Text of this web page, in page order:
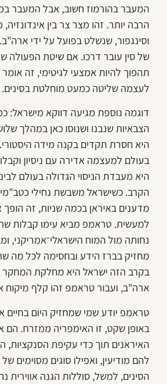
המעבר בהורמוז חשוב, אבל המעבר
הרבה יותר. זהו מצר צר בין
של סין עובר דרכו. אם שיטת הפעולה
תהפוך להיות אמצעי לגיטימי, זה
לעצמה שליטה כמעט מוחלטת בסינים.
דוגמה נוספת מגיעה דווקא מישראל:
הצבאיות שנבנו ושנוסו כאן במהלך
היא חסרת תקדים בקנה מידה
בעולם למעצמה אדירה עם ניסיון
היא מעבדת הניסוי הגדולה בעולם
מדענים באיראן בכמה שניות, זה הופך
למעשית. טראמפ מביא עימו קבלות
נחותה מול המוח הישראלי־אמריקני,
מחזיק בברז הידע ובחסימה לכל מה
בקרב הזה ישראל היא מחלקת המחקר
ארה"ב, ועבור טראמפ זהו קלף מיקוח
טראמפ יודע שמי שמחזיק היום בחיים
באופן שקט, זו האימפריה ממזרח. הם
האיראנים תוך כדי עקיפת הסנקציות,
להם מודיעין, ואפילו סוגים מסוימים
הסינים, למשל, סוללות הגנה אווירית